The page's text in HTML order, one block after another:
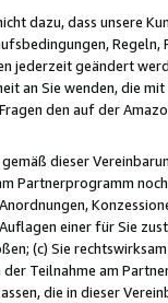
dazu, dass unsere
jederzeit geändert
an Sie wenden, die
den auf der
gemäß dieser
Partnerprogramm
einer für Sie
(c) Sie
Teilnahme am
die in dieser